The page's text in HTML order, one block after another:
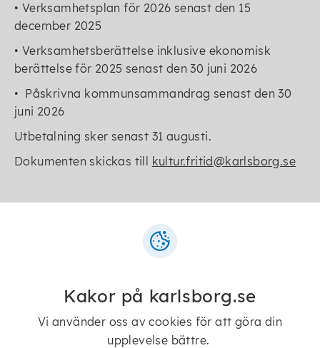
• Verksamhetsplan för 2026 senast den 15
december 2025
• Verksamhetsberättelse inklusive ekonomisk
berättelse för 2025 senast den 30 juni 2026
• Påskrivna kommunsammandrag senast den 30
juni 2026
Utbetalning sker senast 31 augusti.
Dokumenten skickas till
kultur.fritid@karlsborg.se
Senast ändrad: 30 april 2026
Telefon:
0505-170 00
Kakor på karlsborg.se
Vi använder oss av cookies för att göra din
upplevelse bättre.